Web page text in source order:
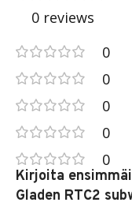
0 reviews
0
0
0
0
0
Kirjoita
Gladen RTC2